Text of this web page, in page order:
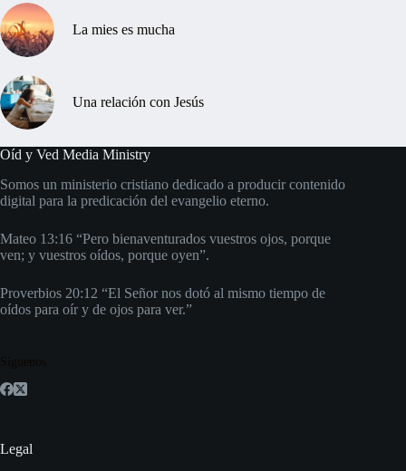
La mies es mucha
Una relación con Jesús
Oíd y Ved Media Ministry
Somos un ministerio cristiano dedicado a producir contenido
digital para la predicación del evangelio eterno.
Mateo 13:16 “Pero bienaventurados vuestros ojos, porque
ven; y vuestros oídos, porque oyen”.
Proverbios 20:12 “El Señor nos dotó al mismo tiempo de
oídos para oír y de ojos para ver.”
Síguenos
Legal